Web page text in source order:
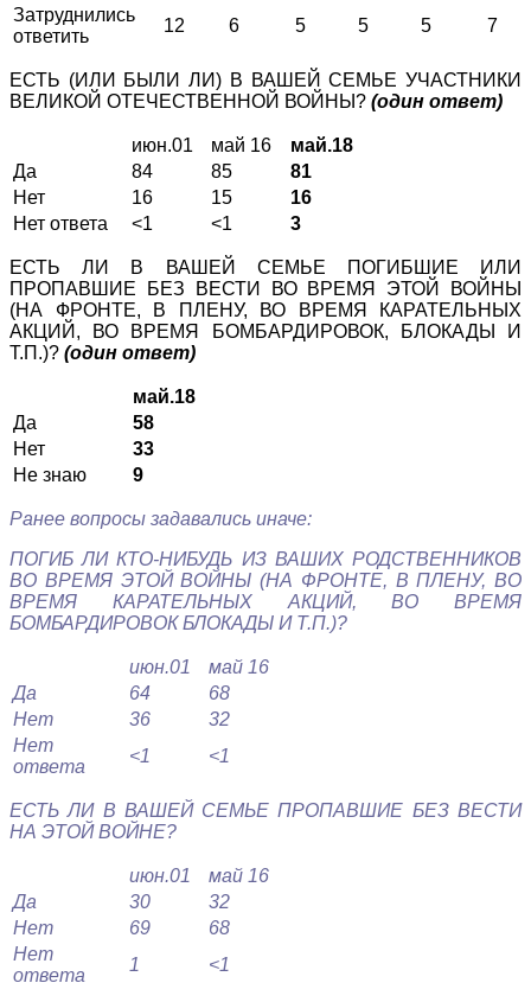
Затруднились
ответить
12 6 5 5 5 7
ЕСТЬ (ИЛИ БЫЛИ ЛИ) В ВАШЕЙ СЕМЬЕ УЧАСТНИКИ
ВЕЛИКОЙ ОТЕЧЕСТВЕННОЙ ВОЙНЫ? (один ответ)
июн.01 май 16
май.18
Да
84 85
81
Нет
16 15
16
Нет ответа
<1 <1 3
ЕСТЬ ЛИ В ВАШЕЙ СЕМЬЕ ПОГИБШИЕ ИЛИ
ПРОПАВШИЕ БЕЗ ВЕСТИ ВО ВРЕМЯ ЭТОЙ ВОЙНЫ
(НА ФРОНТЕ, В ПЛЕНУ, ВО ВРЕМЯ КАРАТЕЛЬНЫХ
АКЦИЙ, ВО ВРЕМЯ БОМБАРДИРОВОК, БЛОКАДЫ И
Т.П.)? (один ответ)
май.18
Да
58
Нет
33
Не знаю
9
Ранее вопросы задавались иначе:
ПОГИБ ЛИ КТО-НИБУДЬ ИЗ ВАШИХ РОДСТВЕННИКОВ
ВО ВРЕМЯ ЭТОЙ ВОЙНЫ (НА ФРОНТЕ, В ПЛЕНУ, ВО
ВРЕМЯ КАРАТЕЛЬНЫХ АКЦИЙ, ВО ВРЕМЯ
БОМБАРДИРОВОК БЛОКАДЫ И Т.П.)?
июн.01
май 16
Да
64
68
Нет
36
32
Нет
ответа
<1 <1
ЕСТЬ ЛИ В ВАШЕЙ СЕМЬЕ ПРОПАВШИЕ БЕЗ ВЕСТИ
НА ЭТОЙ ВОЙНЕ?
июн.01
май 16
Да
30
32
Нет
69
68
Нет
ответа
1 <1